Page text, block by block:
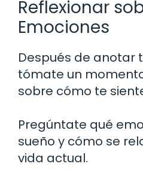
Reflexionar
Emociones
Después de anotar
tómate un
sobre cómo te
Pregúntate qué
sueño y cómo se
vida actual.